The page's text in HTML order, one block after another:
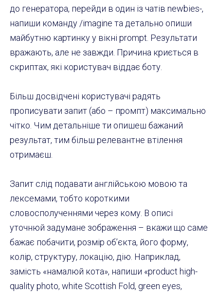
до генератора, перейди в один із чатів newbies-,
напиши команду /imagine та детально опиши
майбутню картинку у вікні prompt. Результати
вражають, але не завжди. Причина криється в
скриптах, які користувач віддає боту.
Більш досвідчені користувачі радять
прописувати запит (або – промпт) максимально
чітко. Чим детальніше ти опишеш бажаний
результат, тим більш релевантне втілення
отримаєш.
Запит слід подавати англійською мовою та
лексемами, тобто короткими
словосполученнями через кому. В описі
уточнюй задумане зображення – вкажи що саме
бажає побачити, розмір об’єкта, його форму,
колір, структуру, локацію, дію. Наприклад,
замість «намалюй кота», напиши «product high-
quality photo, white Scottish Fold, green eyes,